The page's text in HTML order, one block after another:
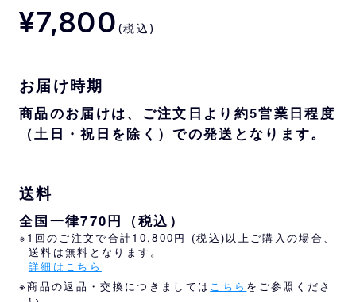
¥7,800 (税込)
お届け時期
商品のお届けは、ご注文日より約5営業日程度
（土日・祝日を除く）での発送となります。
送料
全国一律770円（税込）
※1回のご注文で合計10,800円 (税込)以上ご購入の場合、
送料は無料となります。
詳細はこちら
※商品の返品・交換につきましては こちら をご参照くださ